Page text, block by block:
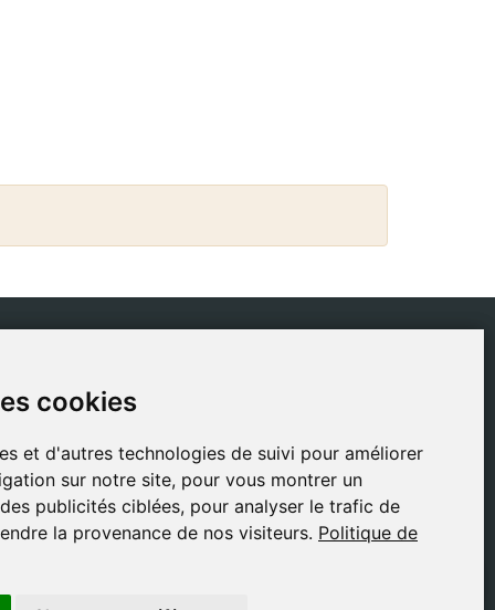
cookies
et d'autres technologies de suivi pour améliorer
sur notre site, pour vous montrer un
publicités ciblées, pour analyser le trafic de
la provenance de nos visiteurs. Politique de
cookies
et d'autres technologies de suivi pour améliorer
sur notre site, pour vous montrer un
publicités ciblées, pour analyser le trafic de
la provenance de nos visiteurs. Politique de
de livraison
de cookies
de
légales
Colmenar Viejo,
+34 918 459 877